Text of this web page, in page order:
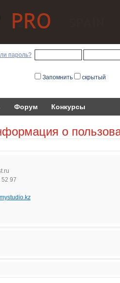
пароль?
Запомнить скрытый
Форум Конкурсы
о
t.ru
97